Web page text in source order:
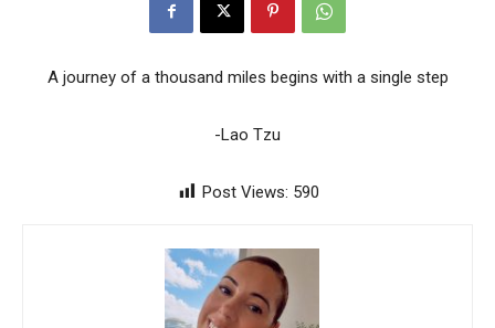
A journey of a thousand miles begins with a single step
-Lao Tzu
Post Views: 590